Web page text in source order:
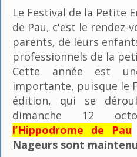
Le Festival de la Petite
de Pau, c'est le rendez-
parents, de leurs
professionnels de la
Cette année est
importante, puisque le
édition, qui se
dimanche 12
l’Hippodrome de Pau
Nageurs sont